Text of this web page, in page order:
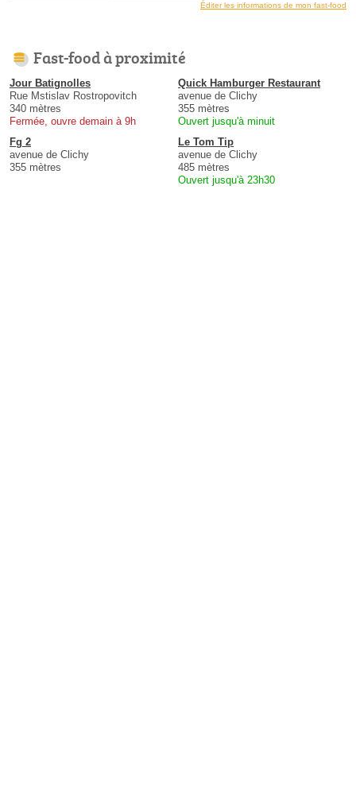
Éditer les informations de mon fast-food
Fast-food à proximité
Jour Batignolles
Rue Mstislav Rostropovitch
340 mètres
Fermée, ouvre demain à 9h
Quick Hamburger Restaurant
avenue de Clichy
355 mètres
Ouvert jusqu'à minuit
Fg 2
avenue de Clichy
355 mètres
Le Tom Tip
avenue de Clichy
485 mètres
Ouvert jusqu'à 23h30